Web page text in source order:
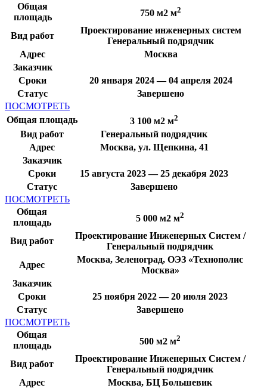
Общая
площадь
750 м2 м2
Вид работ
Проектирование инженерных систем
Генеральный подрядчик
Адрес
Москва
Заказчик
Сроки
20 января 2024 — 04 апреля 2024
Статус
Завершено
ПОСМОТРЕТЬ
Общая площадь
3 100 м2 м2
Вид работ
Генеральный подрядчик
Адрес
Москва, ул. Щепкина, 41
Заказчик
Сроки
15 августа 2023 — 25 декабря 2023
Статус
Завершено
ПОСМОТРЕТЬ
Общая
площадь
5 000 м2 м2
Вид работ
Проектирование Инженерных Систем /
Генеральный подрядчик
Адрес
Москва, Зеленоград, ОЭЗ «Технополис
Москва»
Заказчик
Сроки
25 ноября 2022 — 20 июля 2023
Статус
Завершено
ПОСМОТРЕТЬ
Общая
площадь
500 м2 м2
Вид работ
Проектирование Инженерных Систем /
Генеральный подрядчик
Адрес
Москва, БЦ Большевик